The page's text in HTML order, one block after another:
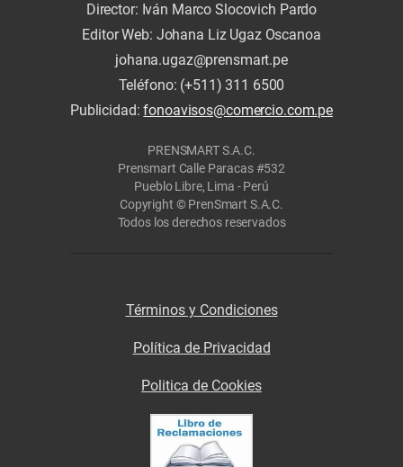
Director: Iván Marco Slocovich Pardo
Editor Web: Johana Liz Ugaz Oscanoa
johana.ugaz@prensmart.pe
Teléfono: (+511) 311 6500
Publicidad:fonoavisos@comercio.com.pe
PRENSMART S.A.C.
Prensmart Calle Paracas #532
Pueblo Libre, Lima - Perú
Copyright © PrenSmart S.A.C.
Todos los derechos reservados
Términos y Condiciones
Política de Privacidad
Politica de Cookies